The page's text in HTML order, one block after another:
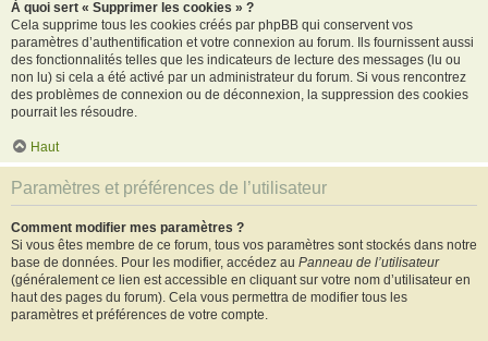
À quoi sert « Supprimer les cookies » ?
Cela supprime tous les cookies créés par phpBB qui conservent vos
paramètres d’authentification et votre connexion au forum. Ils fournissent aussi
des fonctionnalités telles que les indicateurs de lecture des messages (lu ou
non lu) si cela a été activé par un administrateur du forum. Si vous rencontrez
des problèmes de connexion ou de déconnexion, la suppression des cookies
pourrait les résoudre.
Haut
Paramètres et préférences de l’utilisateur
Comment modifier mes paramètres ?
Si vous êtes membre de ce forum, tous vos paramètres sont stockés dans notre
base de données. Pour les modifier, accédez au Panneau de l’utilisateur
(généralement ce lien est accessible en cliquant sur votre nom d’utilisateur en
haut des pages du forum). Cela vous permettra de modifier tous les
paramètres et préférences de votre compte.